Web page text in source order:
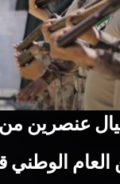
عنصرين
العام